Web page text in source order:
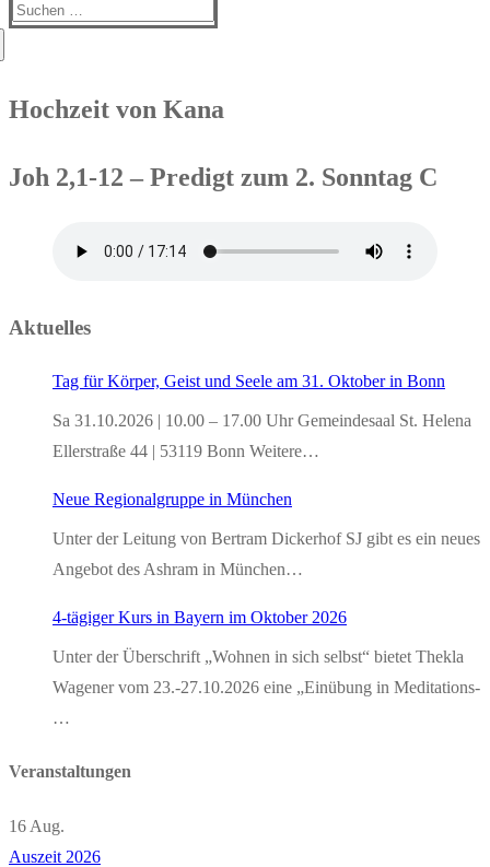
Suchen
Hochzeit von Kana
Joh 2,1-12 – Predigt zum 2. Sonntag C
Aktuelles
Tag für Körper, Geist und Seele am 31. Oktober in Bonn
Sa 31.10.2026 | 10.00 – 17.00 Uhr Gemeindesaal St. Helena
Ellerstraße 44 | 53119 Bonn Weitere…
Neue Regionalgruppe in München
Unter der Leitung von Bertram Dickerhof SJ gibt es ein neues
Angebot des Ashram in München…
4-tägiger Kurs in Bayern im Oktober 2026
Unter der Überschrift „Wohnen in sich selbst“ bietet Thekla
Wagener vom 23.-27.10.2026 eine „Einübung in Meditations-
…
Veranstaltungen
16 Aug.
Auszeit 2026